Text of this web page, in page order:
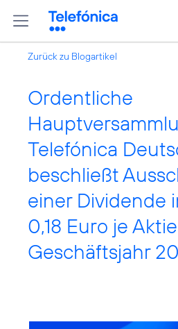
Zurück zu Blogartikel
Ordentliche
Telefónica
beschließt
einer Dividende
0,18 Euro je
Geschäftsjahr